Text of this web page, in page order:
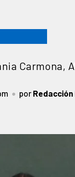
Carmona,
por